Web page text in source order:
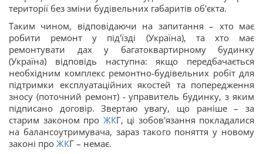
території без зміни будівельних габаритів об'єкта.
Таким чином, відповідаючи на запитання – хто має
робити ремонт у під'їзді (Україна), та хто має
ремонтувати дах у багатоквартирному будинку
(Україна) відповідь наступна: якщо передбачається
необхідним комплекс ремонтно-будівельних робіт для
підтримки експлуатаційних якостей та попередження
зносу (поточний ремонт) - управитель будинку, з яким
підписано договір. Звертаю увагу, що раніше – за
старим законом про ЖКГ, ці зобов'язання покладалися
на балансоутримувача, зараз такого поняття у новому
законі про ЖКГ – немає.